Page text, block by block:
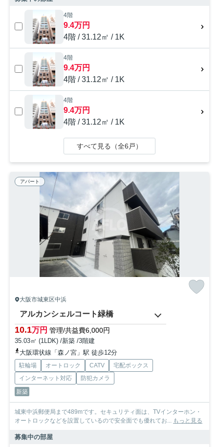
4階
9.4万円
4階 / 31.12㎡ / 1K
4階
9.4万円
4階 / 31.12㎡ / 1K
4階
9.4万円
4階 / 31.12㎡ / 1K
すべて見る（全6戸）
アパート
大阪市城東区中浜
アルカンシェルコート緑橋
10.1万円 管理/共益費6,000円
35.03㎡ (1LDK) /新築 /3階建
大阪環状線「森ノ宮」駅 徒歩12分
駐輪場 オートロック CATV
宅配ボックス
インターネット対応
防犯カメラ
新築
城東中浜郵便局まで489mです。セキュリティ面は、TVインターホン・
オートロックなどを設置しているので安全面でも優れてお... もっと見る
募集中の部屋